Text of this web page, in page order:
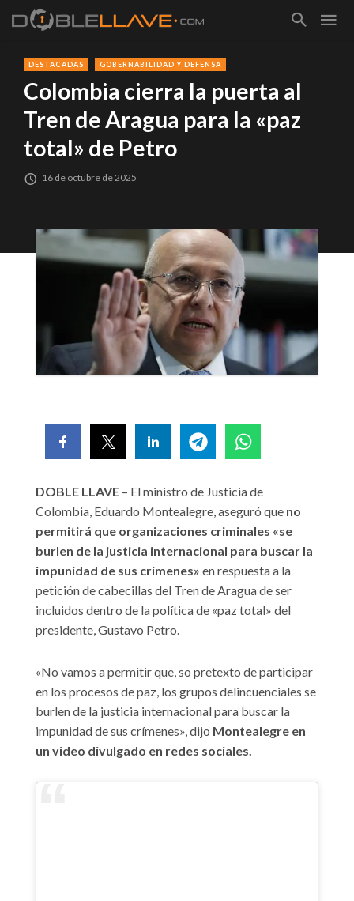
DESTACADAS GOBERNABILIDAD Y DEFENSA
Colombia cierra la puerta al
Tren de Aragua para la «paz
total» de Petro
16 de octubre de 2025
DOBLE LLAVE – El ministro de Justicia de
Colombia, Eduardo Montealegre, aseguró que no
permitirá que organizaciones criminales «se
burlen de la justicia internacional para buscar la
impunidad de sus crímenes» en respuesta a la
petición de cabecillas del Tren de Aragua de ser
incluidos dentro de la política de «paz total» del
presidente, Gustavo Petro.
«No vamos a permitir que, so pretexto de participar
en los procesos de paz, los grupos delincuenciales se
burlen de la justicia internacional para buscar la
impunidad de sus crímenes», dijo Montealegre en
un video divulgado en redes sociales.